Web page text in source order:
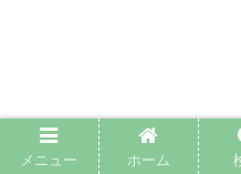
メニュー ホーム